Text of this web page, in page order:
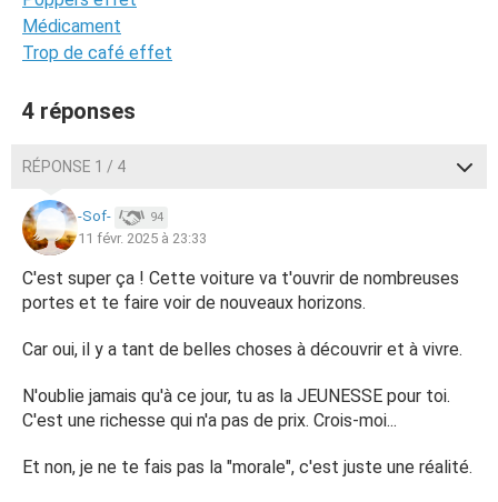
Médicament
Trop de café effet
4 réponses
RÉPONSE 1 / 4
-Sof- 94
11 févr. 2025 à 23:33
C'est super ça ! Cette voiture va t'ouvrir de nombreuses
portes et te faire voir de nouveaux horizons.
Car oui, il y a tant de belles choses à découvrir et à vivre.
N'oublie jamais qu'à ce jour, tu as la JEUNESSE pour toi.
C'est une richesse qui n'a pas de prix. Crois-moi...
Et non, je ne te fais pas la "morale", c'est juste une réalité.